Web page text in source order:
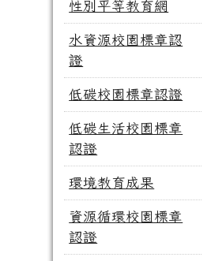
性別平等教育網
水資源校園標章認
證
低碳校園標章認證
低碳生活校園標章
認證
環境教育成果
資源循環校園標章
認證